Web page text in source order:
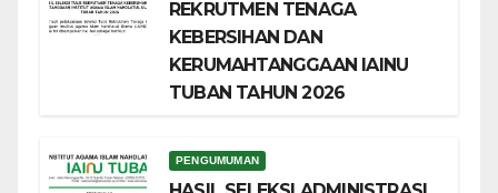
REKRUTMEN TENAGA
KEBERSIHAN DAN
KERUMAHTANGGAAN IAINU
TUBAN TAHUN 2026
PENGUMUMAN